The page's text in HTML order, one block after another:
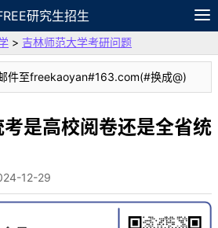
研究生招生
APP 笔记
论坛
> 吉林师范大学考研问题
件至freekaoyan#163.com(#换成@)
是高校阅卷还是全省统
12-29